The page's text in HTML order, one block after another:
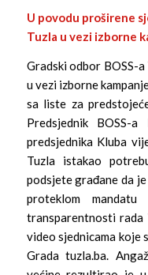
U povodu proširene
Tuzla u vezi izborne
Gradski odbor BOSS-
u vezi izborne
sa liste za
Predsjednik BOSS-
predsjednika Kluba
Tuzla istakao
podsjete građane da
proteklom
transparentnosti
video sjednicama koje
Grada tuzla.ba.